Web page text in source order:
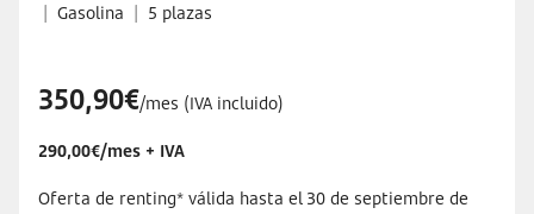
| Gasolina | 5 plazas
350,90€/mes (IVA incluido)
290,00€/mes + IVA
Oferta de renting* válida hasta el 30 de septiembre de